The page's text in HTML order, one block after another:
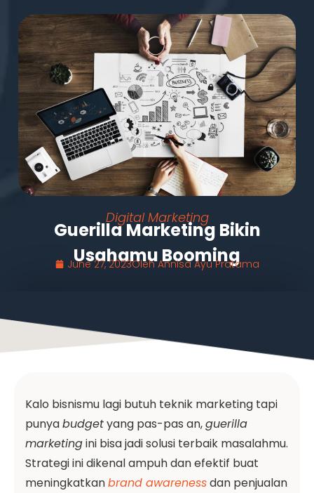
Digital Marketing
Guerilla Marketing Bikin
Usahamu Booming
June 27, 2023OlehAnnisa Ayu Pratama
Kalo bisnismu lagi butuh teknik marketing tapi
punyabudgetyang pas-pas an,guerilla
marketingini bisa jadi solusi terbaik masalahmu.
Strategi ini dikenal ampuh dan efektif buat
meningkatkanbrand awarenessdan penjualan